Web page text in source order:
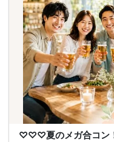
♡♡♡夏のメガ合コン